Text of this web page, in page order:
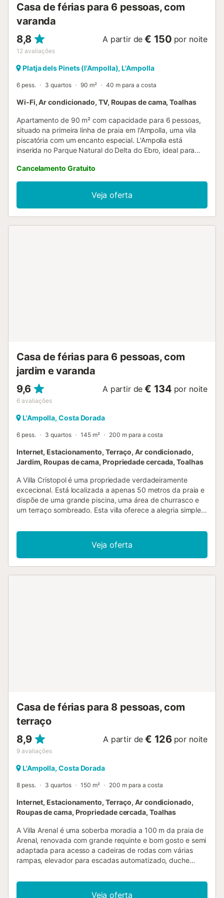
Casa de férias para 6 pessoas, com
varanda
8,8
12 avaliações
A partir de € 150 por noite
Platja dels Pinets (l'Ampolla), L'Ampolla
6 pess. 3 quartos 90 m² 40 m para a costa
Wi-Fi, Ar condicionado, TV, Roupas de cama, Toalhas
Apartamento de 90 m² com capacidade para 6 pessoas,
situado na primeira linha de praia em l'Ampolla, uma vila
piscatória com um encanto especial. L'Ampolla está
inserida no Parque Natural do Delta do Ebro, ideal para
extensas praias de areia branca ou de rocha. O
apartamento tem três quartos, sala de estar/jantar e
cozinha totalmente equipada. Inclui ainda wifi gratuito,
televisão de ecrã plano e elevador. Nas proximidades,
podem visitar vários pontos de interesse turístico, como o
Cancelamento Gratuito
Veja oferta
Casa de férias para 6 pessoas, com
jardim e varanda
9,6
6 avaliações
A partir de € 134 por noite
L'Ampolla, Costa Dorada
6 pess. 3 quartos 145 m² 200 m para a costa
Internet, Estacionamento, Terraço, Ar condicionado,
Jardim, Roupas de cama, Propriedade cercada, Toalhas
A Villa Cristopol é uma propriedade verdadeiramente
excecional. Está localizada a apenas 50 metros da praia e
dispõe de uma grande piscina, uma área de churrasco e
um terraço sombreado. Esta villa oferece a alegria simples
A apenas um passo da villa, poderá encontrar-se nas
areias douradas da praia de Cap Roig – uma das melhores
praias da zona – em menos de sessenta segundos. A
entrada principal da villa é feita por uma rua superior, onde
Veja oferta
Casa de férias para 8 pessoas, com
terraço
8,9
9 avaliações
A partir de € 126 por noite
L'Ampolla, Costa Dorada
8 pess. 3 quartos 150 m² 200 m para a costa
Internet, Estacionamento, Terraço, Ar condicionado,
Roupas de cama, Propriedade cercada, Toalhas
A Villa Arenal é uma soberba moradia a 100 m da praia de
Arenal, renovada com grande requinte e bom gosto e semi
adaptada para acesso a cadeiras de rodas com várias
rampas, elevador para escadas automatizado, duche
comodidades e restaurantes. A moradia está impecável,
com uma zona de churrasco iluminada na parte traseira da
Veja oferta